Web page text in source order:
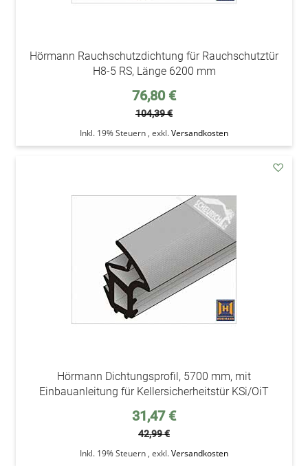
Hörmann Rauchschutzdichtung für Rauchschutztür
H8-5 RS, Länge 6200 mm
Sonderpreis
76,80 €
104,39 €
Inkl. 19% Steuern , exkl.Versandkosten
Hörmann Dichtungsprofil, 5700 mm, mit
Einbauanleitung für Kellersicherheitstür KSi/OiT
Sonderpreis
31,47 €
42,99 €
Inkl. 19% Steuern , exkl.Versandkosten